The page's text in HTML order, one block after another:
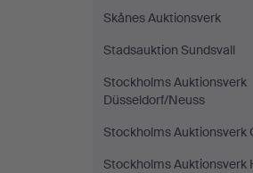
Skånes Auktionsverk
Stadsauktion Sundsvall
Stockholms Auktionsverk
Düsseldorf/Neuss
Stockholms Auktionsverk
Stockholms Auktionsverk